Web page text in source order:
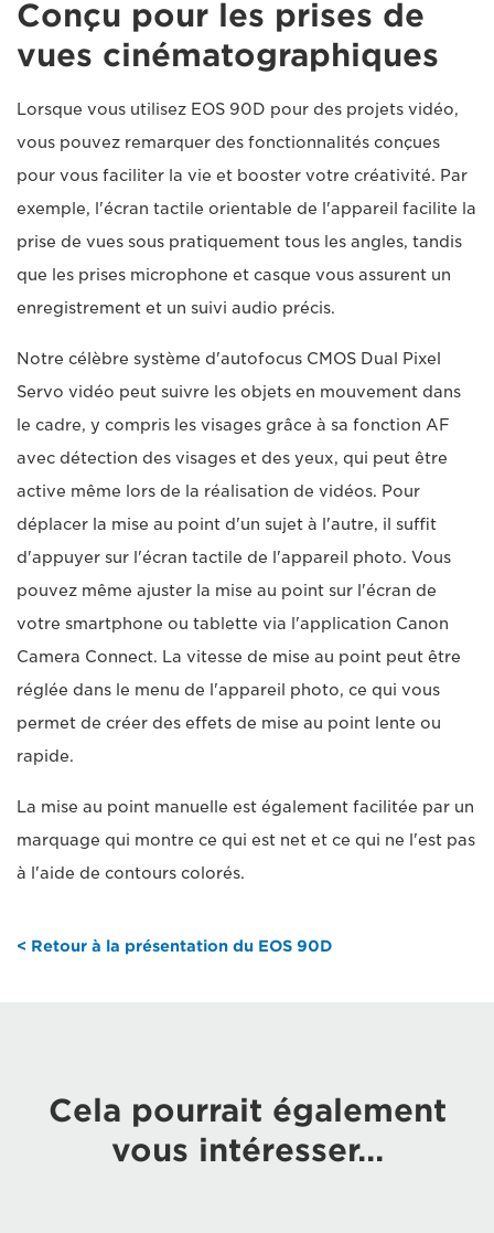
Conçu pour les prises de
vues cinématographiques
Lorsque vous utilisez EOS 90D pour des projets vidéo,
vous pouvez remarquer des fonctionnalités conçues
pour vous faciliter la vie et booster votre créativité. Par
exemple, l'écran tactile orientable de l'appareil facilite la
prise de vues sous pratiquement tous les angles, tandis
que les prises microphone et casque vous assurent un
enregistrement et un suivi audio précis.
Notre célèbre système d'autofocus CMOS Dual Pixel
Servo vidéo peut suivre les objets en mouvement dans
le cadre, y compris les visages grâce à sa fonction AF
avec détection des visages et des yeux, qui peut être
active même lors de la réalisation de vidéos. Pour
déplacer la mise au point d'un sujet à l'autre, il suffit
d'appuyer sur l'écran tactile de l'appareil photo. Vous
pouvez même ajuster la mise au point sur l'écran de
votre smartphone ou tablette via l'application Canon
Camera Connect. La vitesse de mise au point peut être
réglée dans le menu de l'appareil photo, ce qui vous
permet de créer des effets de mise au point lente ou
rapide.
La mise au point manuelle est également facilitée par un
marquage qui montre ce qui est net et ce qui ne l'est pas
à l'aide de contours colorés.
< Retour à la présentation du EOS 90D
Cela pourrait également
vous intéresser…